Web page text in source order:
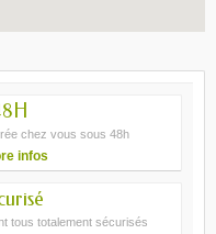
chez vous sous 48h
infos
tous totalement sécurisés